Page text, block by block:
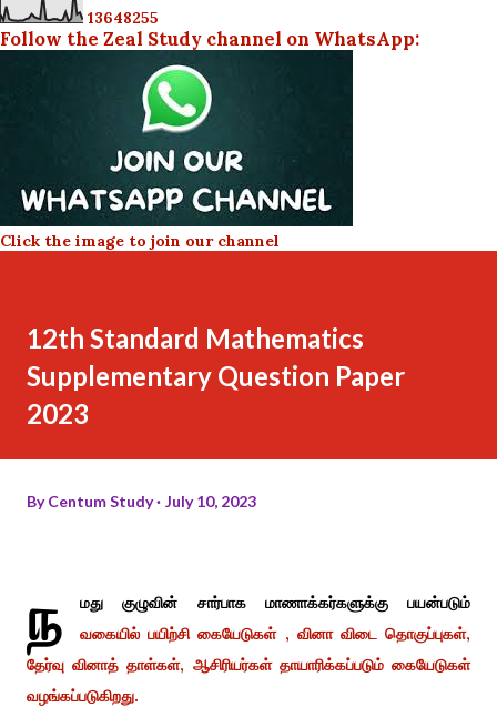
13648255
Follow the Zeal Study channel on WhatsApp:
Click the image to join our channel
12th Standard Mathematics
Supplementary Question Paper
2023
ByCentum Study July 10, 2023
ந
மது குழுவின் சார்பாக மாணாக்கர்களுக்கு பயன்படும்
வகையில் பயிற்சி கையேடுகள் , வினா விடை தொகுப்புகள்,
தேர்வு வினாத் தாள்கள், ஆசிரியர்கள் தாயாரிக்கப்படும் கையேடுகள்
வழங்கப்படுகிறது.